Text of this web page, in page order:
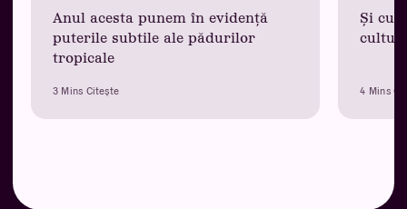
Anul acesta punem în evidență
puterile subtile ale pădurilor
tropicale
3 Mins Citește
Și
4 Mins